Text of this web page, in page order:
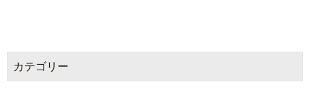
カテゴリー